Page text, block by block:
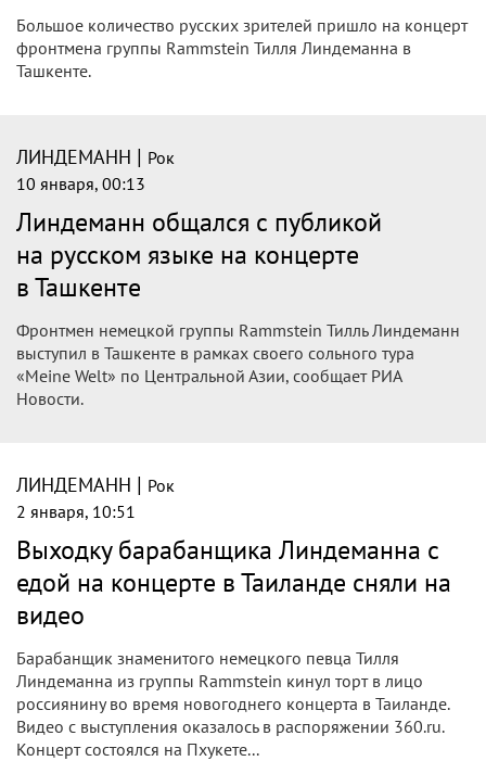
Большое количество русских зрителей пришло на концерт
фронтмена группы Rammstein Тилля Линдеманна в
Ташкенте.
ЛИНДЕМАНН | Рок
10 января, 00:13
Линдеманн общался с публикой
на русском языке на концерте
в Ташкенте
Фронтмен немецкой группы Rammstein Тилль Линдеманн
выступил в Ташкенте в рамках своего сольного тура
«Meine Welt» по Центральной Азии, сообщает РИА
Новости.
ЛИНДЕМАНН | Рок
2 января, 10:51
Выходку барабанщика Линдеманна с
едой на концерте в Таиланде сняли на
видео
Барабанщик знаменитого немецкого певца Тилля
Линдеманна из группы Rammstein кинул торт в лицо
россиянину во время новогоднего концерта в Таиланде.
Видео с выступления оказалось в распоряжении 360.ru.
Концерт состоялся на Пхукете...